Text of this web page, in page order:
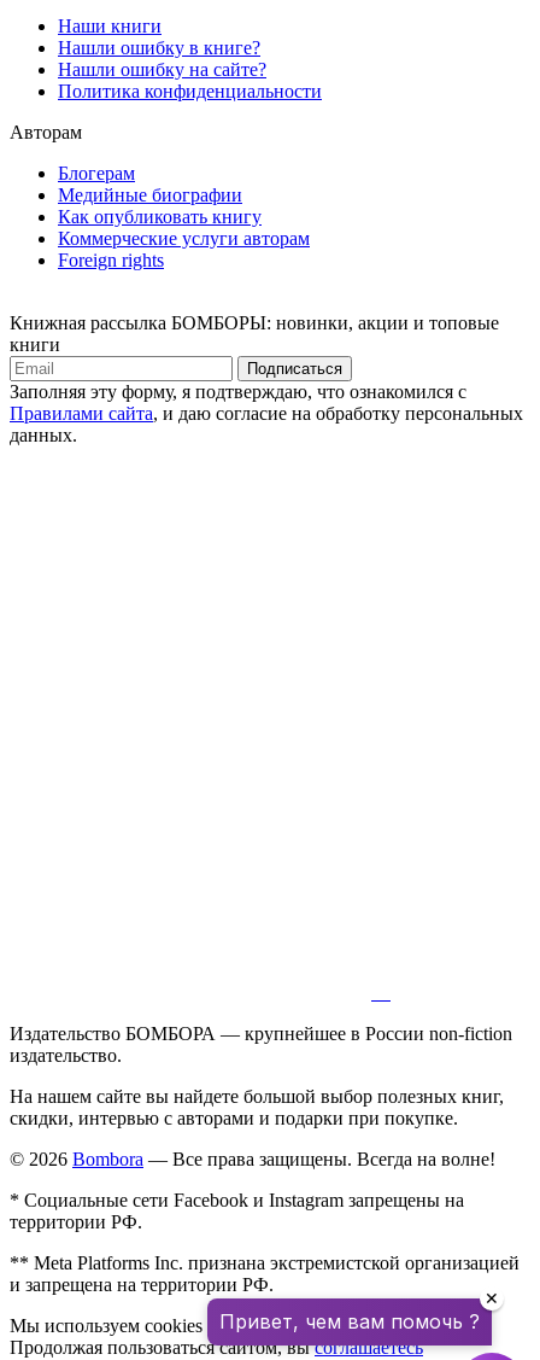
Наши книги
Нашли ошибку в книге?
Нашли ошибку на сайте?
Политика конфиденциальности
Авторам
Блогерам
Медийные биографии
Как опубликовать книгу
Коммерческие услуги авторам
Foreign rights
Книжная рассылка БОМБОРЫ: новинки, акции и топовые
книги
Подписаться
Заполняя эту форму, я подтверждаю, что ознакомился с
Правилами сайта, и даю согласие на обработку персональных
данных.
Издательство БОМБОРА — крупнейшее в России non-fiction
издательство.
На нашем сайте вы найдете большой выбор полезных книг,
скидки, интервью с авторами и подарки при покупке.
© 2026 Bombora — Все права защищены. Всегда на волне!
* Социальные сети Facebook и Instagram запрещены на
территории РФ.
** Meta Platforms Inc. признана экстремистской организацией
и запрещена на территории РФ.
Мы используем cookies для улучшения работы сайта.
Продолжая пользоваться сайтом, высоглашаетесь
Привет, чем вам помочь ?
✕